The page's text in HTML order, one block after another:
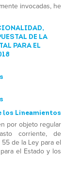
invocadas, he
DE LA
PARA EL
los Lineamientos
por objeto regular
corriente, de
de la Ley para el
el Estado y los